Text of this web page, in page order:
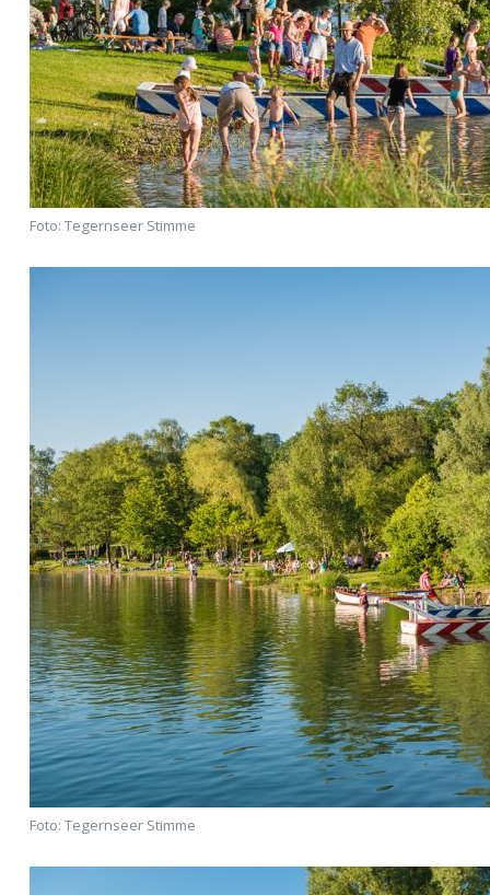
Foto: Tegernseer Stimme
Foto: Tegernseer Stimme